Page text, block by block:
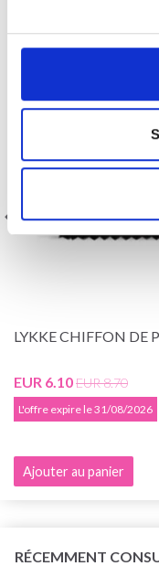
LYKKE CHIFFON DE
EUR 6.10EUR 8.70
L'offre expire le 31/08/2026
Ajouter au panier
RÉCEMMENT